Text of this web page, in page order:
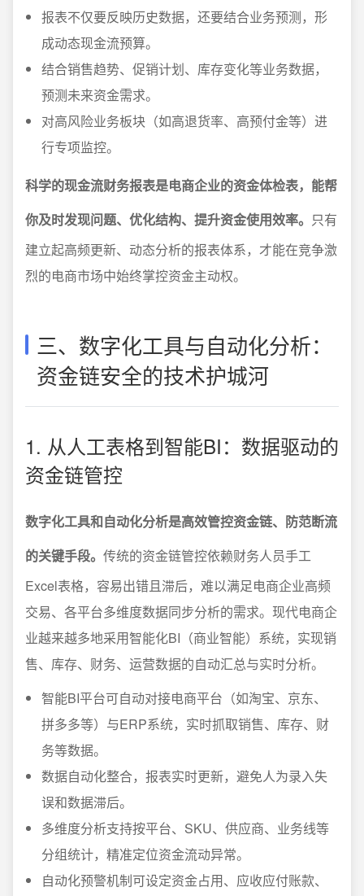
报表不仅要反映历史数据，还要结合业务预测，形
成动态现金流预算。
结合销售趋势、促销计划、库存变化等业务数据，
预测未来资金需求。
对高风险业务板块（如高退货率、高预付金等）进
行专项监控。
科学的现金流财务报表是电商企业的资金体检表，能帮
你及时发现问题、优化结构、提升资金使用效率。 只有
建立起高频更新、动态分析的报表体系，才能在竞争激
烈的电商市场中始终掌控资金主动权。
三、数字化工具与自动化分析：
资金链安全的技术护城河
1. 从人工表格到智能BI：数据驱动的
资金链管控
数字化工具和自动化分析是高效管控资金链、防范断流
的关键手段。 传统的资金链管控依赖财务人员手工
Excel表格，容易出错且滞后，难以满足电商企业高频
交易、各平台多维度数据同步分析的需求。现代电商企
业越来越多地采用智能化BI（商业智能）系统，实现销
售、库存、财务、运营数据的自动汇总与实时分析。
智能BI平台可自动对接电商平台（如淘宝、京东、
拼多多等）与ERP系统，实时抓取销售、库存、财
务等数据。
数据自动化整合，报表实时更新，避免人为录入失
误和数据滞后。
多维度分析支持按平台、SKU、供应商、业务线等
分组统计，精准定位资金流动异常。
自动化预警机制可设定资金占用、应收应付账款、